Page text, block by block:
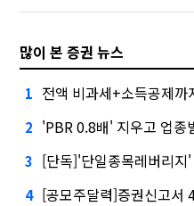
많이 본 증권 뉴스
1 전액 비과세+소득공제까
2 'PBR 0.8배' 지우고 업종별 판
3 [단독]'단일종목레버리지' 삼성운
4 [공모주달력]증권신고서 4번